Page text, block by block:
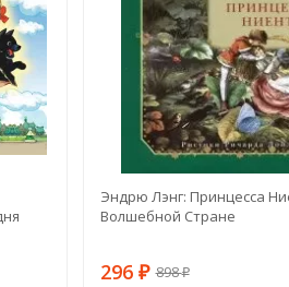
Эндрю Лэнг: Принцесса
Волшебной Стране
296 ₽ 898₽